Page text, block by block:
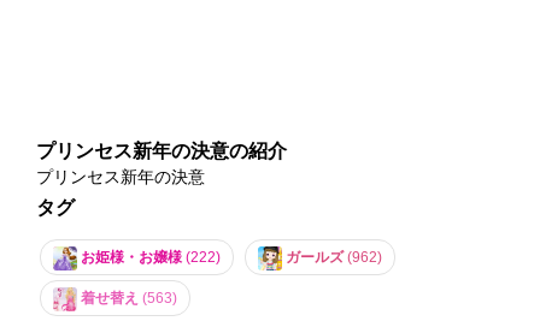
プリンセス新年の決意の紹介
プリンセス新年の決意
タグ
お姫様・お嬢様 (222) ガールズ(962)
着せ替え (563)